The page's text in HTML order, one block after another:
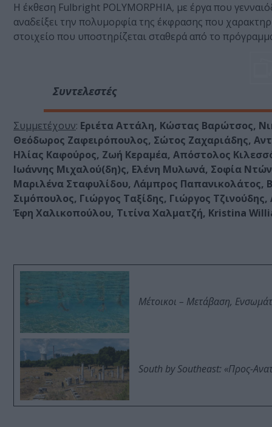
Η έκθεση Fulbright POLYMORPHIA, με έργα που
αναδείξει την πολυμορφία της έκφρασης που
στοιχείο που υποστηρίζεται σταθερά από το
Συντελεστές
Συμμετέχουν: Εριέτα Αττάλη, Κώστας Βαρώτσος,
Θεόδωρος Ζαφειρόπουλος, Σώτος Ζαχαριάδης,
Ηλίας Καφούρος, Ζωή Κεραμέα, Απόστολος
Ιωάννης Μιχαλού(δη)ς, Ελένη Μυλωνά, Σοφία
Μαριλένα Σταφυλίδου, Λάμπρος Παπανικολάτος,
Σιμόπουλος, Γιώργος Ταξίδης, Γιώργος
Έφη Χαλικοπούλου, Τιτίνα Χαλματζή, Kristina
Μέτοικοι – Μετάβαση,
South by Southeast: «Προς-